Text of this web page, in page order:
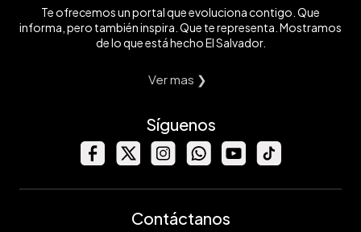
Te ofrecemos un portal que evoluciona contigo. Que
informa, pero también inspira. Que te representa. Mostramos
de lo que está hecho El Salvador.
Ver mas ❯
Síguenos
Contáctanos